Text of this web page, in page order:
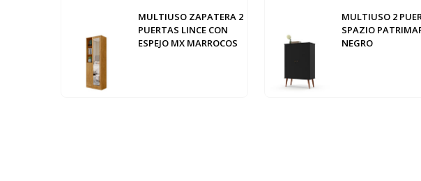
MULTIUSO ZAPATERA 2
PUERTAS LINCE CON
ESPEJO MX MARROCOS
MULTIUSO 2
SPAZIO
NEGRO